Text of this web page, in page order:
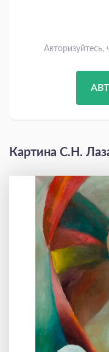
Авторизуйтесь,
Картина С.Н.